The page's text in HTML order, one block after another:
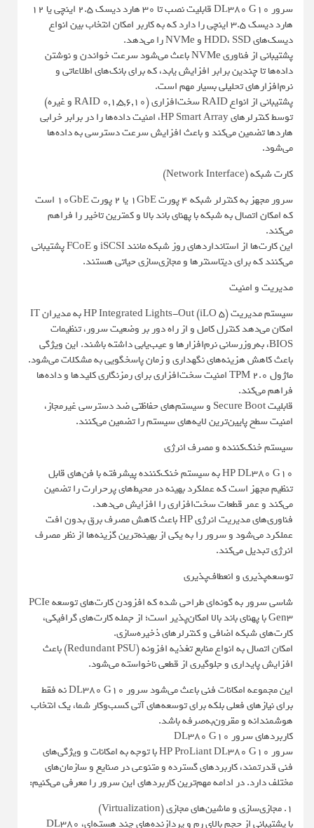
سرور DL380 G10 قابلیت نصب تا 30 هارد دیسک 2.5 اینچی یا 12
هارد دیسک 3.5 اینچی را دارد که به کاربر امکان انتخاب بین انواع
دیسک‌های HDD، SSD و NVMe را می‌دهد.
پشتیبانی از فناوری NVMe باعث می‌شود سرعت خواندن و نوشتن
داده‌ها تا چندین برابر افزایش یابد، که برای بانک‌های اطلاعاتی و
نرم‌افزارهای تحلیلی بسیار مهم است.
پشتیبانی از انواع RAID سخت‌افزاری (RAID 0,1,5,6,10 و غیره)
توسط کنترلرهای HP Smart Array، امنیت داده‌ها را در برابر خرابی
هاردها تضمین می‌کند و باعث افزایش سرعت دسترسی به داده‌ها
می‌شود.
کارت شبکه (Network Interface)
سرور مجهز به کنترلر شبکه 4 پورت 1GbE یا 2 پورت 10GbE است
که امکان اتصال به شبکه با پهنای باند بالا و کمترین تاخیر را فراهم
می‌کند.
این کارت‌ها از استانداردهای روز شبکه مانند iSCSI و FCoE پشتیبانی
می‌کنند که برای دیتاسنترها و مجازی‌سازی حیاتی هستند.
مدیریت و امنیت
سیستم مدیریت HP Integrated Lights-Out (iLO 5) به مدیران IT
امکان می‌دهد کنترل کامل و از راه دور بر وضعیت سرور، تنظیمات
BIOS، به‌روزرسانی نرم‌افزارها و عیب‌یابی داشته باشند. این ویژگی
باعث کاهش هزینه‌های نگهداری و زمان پاسخگویی به مشکلات می‌شود.
ماژول TPM 2.0 امنیت سخت‌افزاری برای رمزنگاری کلیدها و داده‌ها
فراهم می‌کند.
قابلیت Secure Boot و سیستم‌های حفاظتی ضد دسترسی غیرمجاز،
امنیت سطح پایین‌ترین لایه‌های سیستم را تضمین می‌کنند.
سیستم خنک‌کننده و مصرف انرژی
HP DL380 G10 به سیستم خنک‌کننده پیشرفته با فن‌های قابل
تنظیم مجهز است که عملکرد بهینه در محیط‌های پرحرارت را تضمین
می‌کند و عمر قطعات سخت‌افزاری را افزایش می‌دهد.
فناوری‌های مدیریت انرژی HP باعث کاهش مصرف برق بدون افت
عملکرد می‌شود و سرور را به یکی از بهینه‌ترین گزینه‌ها از نظر مصرف
انرژی تبدیل می‌کند.
توسعه‌پذیری و انعطاف‌پذیری
شاسی سرور به گونه‌ای طراحی شده که افزودن کارت‌های توسعه PCIe
Gen3 با پهنای باند بالا امکان‌پذیر است؛ از جمله کارت‌های گرافیکی،
کارت‌های شبکه اضافی و کنترلرهای ذخیره‌سازی.
امکان اتصال به انواع منابع تغذیه افزونه (Redundant PSU) باعث
افزایش پایداری و جلوگیری از قطعی ناخواسته می‌شود.
این مجموعه امکانات فنی باعث می‌شود سرور DL380 G10 نه فقط
برای نیازهای فعلی بلکه برای توسعه‌های آتی کسب‌وکار شما، یک انتخاب
هوشمندانه و مقرون‌به‌صرفه باشد.
کاربردهای سرور DL380 G10
سرور HP ProLiant DL380 G10 با توجه به امکانات و ویژگی‌های
فنی قدرتمند، کاربردهای گسترده و متنوعی در صنایع و سازمان‌های
مختلف دارد. در ادامه مهم‌ترین کاربردهای این سرور را معرفی می‌کنیم:
1. مجازی‌سازی و ماشین‌های مجازی (Virtualization)
با پشتیبانی از حجم بالای رم و پردازنده‌های چند هسته‌ای، DL380